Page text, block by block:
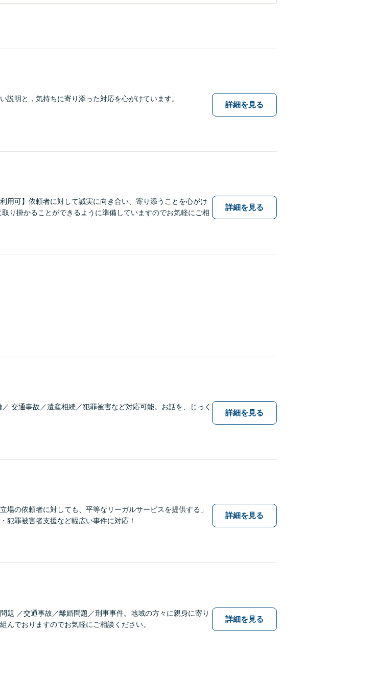
説明と，気持ちに寄り添った対応を心がけています。
詳細を見る
用可】依頼者に対して誠実に向き合い、寄り添うことを心がけ
り掛かることができるように準備していますのでお気軽にご相
詳細を見る
交通事故／遺産相続／犯罪被害など対応可能。お話を、じっく
詳細を見る
場の依頼者に対しても、平等なリーガルサービスを提供する」
犯罪被害者支援など幅広い事件に対応！
詳細を見る
題 ／交通事故／離婚問題／刑事事件。地域の方々に親身に寄り
んでおりますのでお気軽にご相談ください。
詳細を見る